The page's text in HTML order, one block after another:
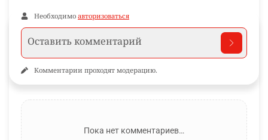
Необходимо авторизоваться
Комментарии проходят модерацию.
Пока нет комментариев…